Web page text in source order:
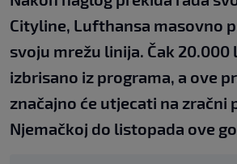
Cityline, Lufthansa masovno
svoju mrežu linija. Čak 20.000
izbrisano iz programa, a ove
značajno će utjecati na zračni
Njemačkoj do listopada ove